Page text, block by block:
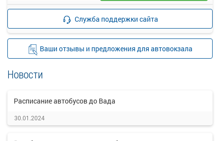
Служба поддержки сайта
Ваши отзывы и предложения для автовокзала
Новости
Расписание автобусов до Вада
30.01.2024